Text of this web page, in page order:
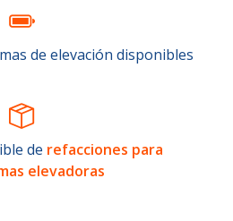
de elevación disponibles
de refacciones para
elevadoras